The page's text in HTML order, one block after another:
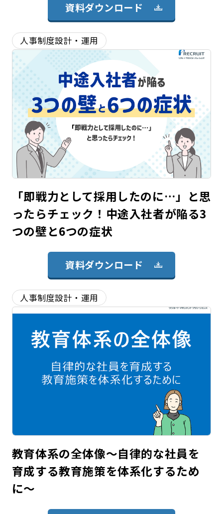
資料ダウンロード
人事制度設計・運用
「即戦力として採用したのに…」と思
ったらチェック！中途入社者が陥る3
つの壁と6つの症状
資料ダウンロード
人事制度設計・運用
教育体系の全体像～自律的な社員を
育成する教育施策を体系化するため
に～